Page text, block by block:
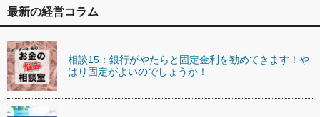
最新の経営コラム
相談15：銀行がやたらと固定金利を勧めてきます！や
はり固定がよいのでしょうか！